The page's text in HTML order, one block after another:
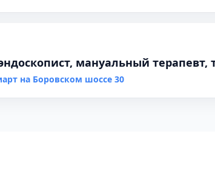
мануальный терапевт,
на Боровском шоссе 30